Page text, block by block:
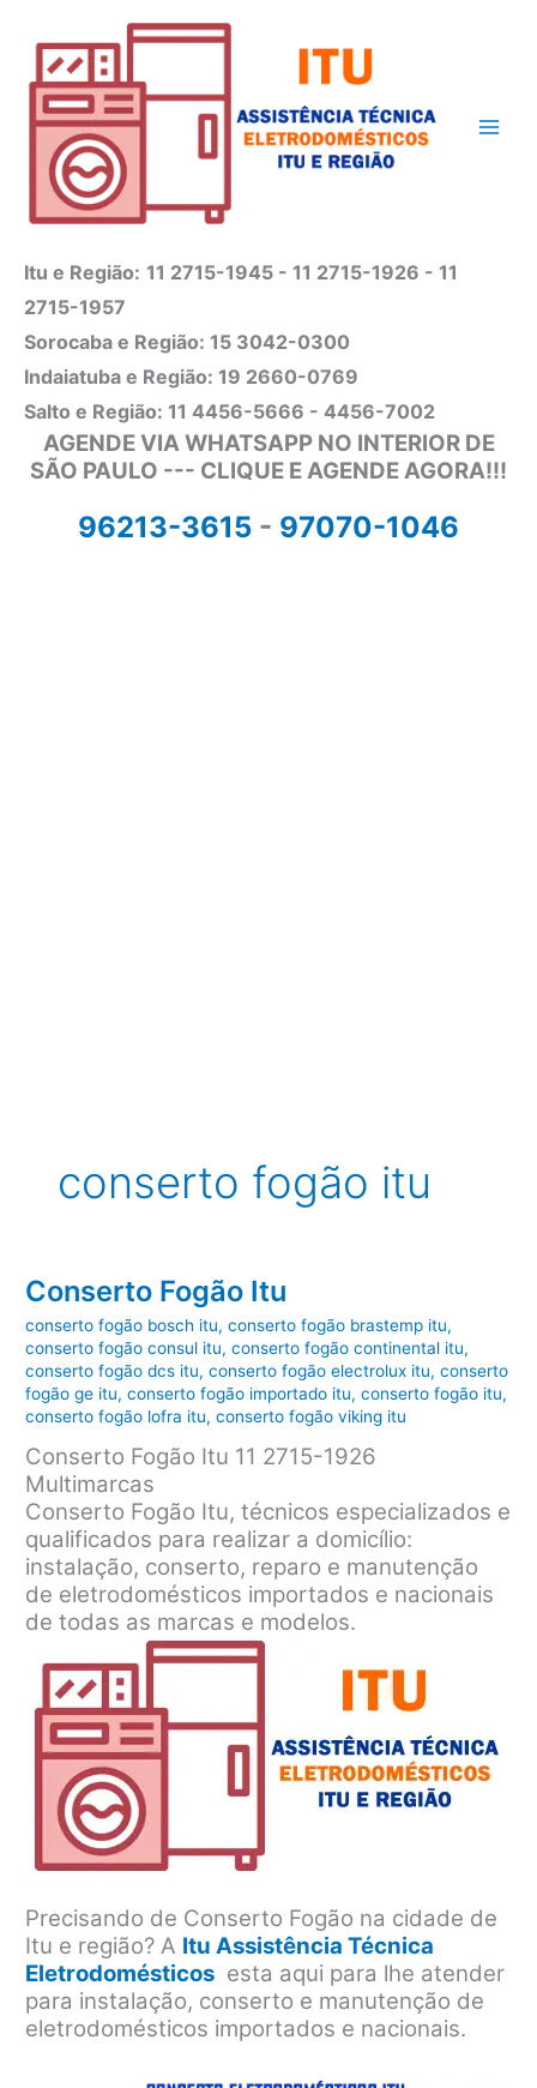
conteúdo
Itu e Região: 11 2715-1945 - 11 2715-1926 - 11
2715-1957
Sorocaba e Região: 15 3042-0300
Indaiatuba e Região: 19 2660-0769
Salto e Região: 11 4456-5666 - 4456-7002
AGENDE VIA WHATSAPP NO INTERIOR DE
SÃO PAULO --- CLIQUE E AGENDE AGORA!!!
96213-3615 - 97070-1046
conserto fogão itu
Conserto Fogão Itu
conserto fogão bosch itu,conserto fogão brastemp itu,
conserto fogão consul itu,conserto fogão continental itu,
conserto fogão dcs itu,conserto fogão electrolux itu,conserto
fogão ge itu,conserto fogão importado itu,conserto fogão itu,
conserto fogão lofra itu,conserto fogão viking itu
Conserto Fogão Itu 11 2715-1926
Multimarcas
Conserto Fogão Itu, técnicos especializados e
qualificados para realizar a domicílio:
instalação, conserto, reparo e manutenção
de eletrodomésticos importados e nacionais
de todas as marcas e modelos.
Precisando de Conserto Fogão na cidade de
Itu e região? A Itu Assistência Técnica
Eletrodomésticos esta aqui para lhe atender
para instalação, conserto e manutenção de
eletrodomésticos importados e nacionais.